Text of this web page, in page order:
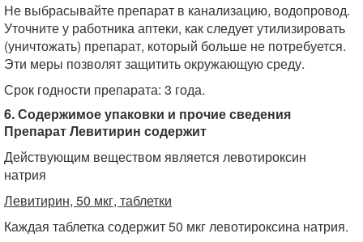
Не выбрасывайте препарат в канализацию, водопровод.
Уточните у работника аптеки, как следует утилизировать
(уничтожать) препарат, который больше не потребуется.
Эти меры позволят защитить окружающую среду.
Срок годности препарата: 3 года.
6. Содержимое упаковки и прочие сведения
Препарат Левитирин содержит
Действующим веществом является левотироксин
натрия
Левитирин, 50 мкг, таблетки
Каждая таблетка содержит 50 мкг левотироксина натрия.